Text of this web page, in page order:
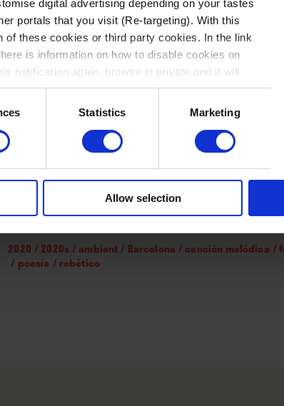
digital advertising depending on your tastes
portals that you visit (Re-targeting). With this
of these cookies or third party cookies. In the link
is information on how to disable cookies on
notification again, browse in private and it will
Statistics Marketing
Allow selection
Contenido
Para poder leer el contenido
Regístrate y podrás acceder a 3
Suscríbete
2020 / 2020s / ambient / Barcelona /canción melódica /
/ poesía / rebético